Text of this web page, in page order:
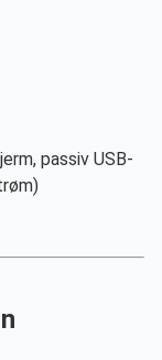
passiv USB-